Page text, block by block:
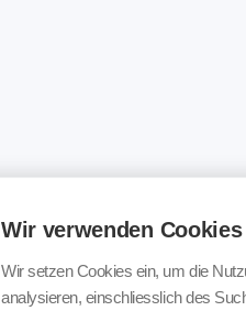
Wir verwenden Cookies
Wir setzen Cookies ein, um die
analysieren, einschliesslich des